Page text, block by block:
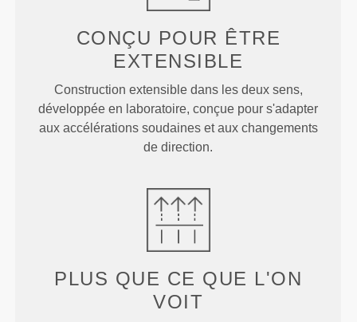
CONÇU POUR ÊTRE
EXTENSIBLE
Construction extensible dans les deux sens,
développée en laboratoire, conçue pour s'adapter
aux accélérations soudaines et aux changements
de direction.
PLUS QUE CE QUE L'ON
VOIT